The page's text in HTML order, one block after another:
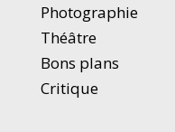
Photographie
Théâtre
Bons plans
Critique